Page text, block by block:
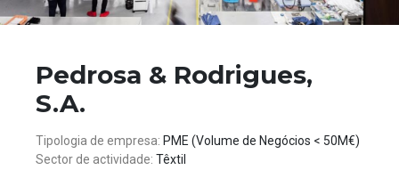
Projectos
Pedrosa & Rodrigues,
S.A.
Tipologia de empresa: PME (Volume de Negócios < 50M€)
Sector de actividade: Têxtil